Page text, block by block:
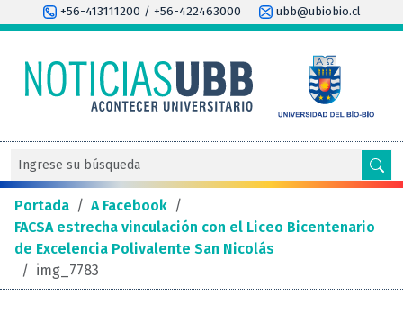
+56-413111200 / +56-422463000 ubb@ubiobio.cl
Portada / A Facebook /
FACSA estrecha vinculación con el Liceo Bicentenario
de Excelencia Polivalente San Nicolás
/ img_7783